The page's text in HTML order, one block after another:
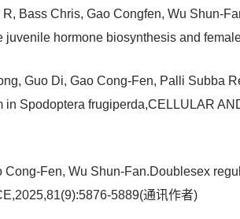
Bass Chris, Gao Congfen, Wu Shun-
hormone biosynthesis and
Guo Di, Gao Cong-Fen, Palli Subba
Spodoptera frugiperda,CELLULAR
Fen, Wu Shun-Fan.Doublesex
5889(通讯作者)